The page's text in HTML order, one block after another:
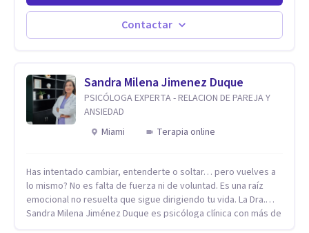
Estableciendo metas a corto y largo plazo, es vital para la
vida de cada uno tener su propia vision.
Contactar
Sandra Milena Jimenez Duque
PSICÓLOGA EXPERTA - RELACION DE PAREJA Y
ANSIEDAD
Miami
Terapia online
Has intentado cambiar, entenderte o soltar… pero vuelves a
lo mismo? No es falta de fuerza ni de voluntad. Es una raíz
emocional no resuelta que sigue dirigiendo tu vida. La Dra.
Sandra Milena Jiménez Duque es psicóloga clínica con más de